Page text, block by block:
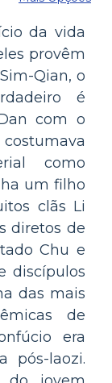
da vida
provêm
Qian, o
é
com o
como
um filho
clãs Li
diretos de
Chu e
discípulos
das mais
de
era
pós-laozi.